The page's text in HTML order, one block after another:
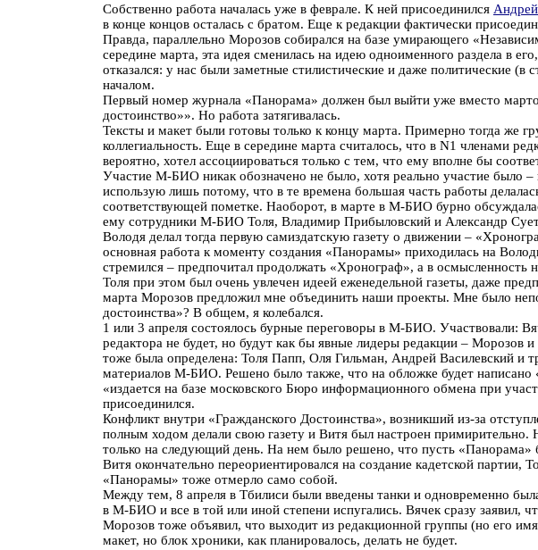
Собственно работа началась уже в феврале. К ней присоединился
в конце концов осталась с братом. Еще к редакции фактически
Правда, параллельно Морозов собирался на базе умирающего
середине марта, эта идея сменилась на идею одноименного раздела в
отказался: у нас были заметные стилистические и даже политические
началом.
Первый номер журнала «Панорама» должен был выйти уже вместо
достоинство»». Но работа затягивалась.
Тексты и макет были готовы только к концу марта. Примерно тогда же
коллегиальность. Еще в середине марта считалось, что в N1 членами
вероятно, хотел ассоциироваться только с тем, что ему вполне бы
Участие М-БИО никак обозначено не было, хотя реально участие было
использую лишь потому, что в те времена большая часть работы
соответствующей пометке. Наоборот, в марте в М-БИО бурно
ему сотрудники М-БИО Толя, Владимир Прибыловский и Александр
Володя делал тогда первую самиздатскую газету о движении –
основная работа к моменту создания «Панорамы» приходилась на
стремился – предпочитал продолжать «Хронограф», а в осмысленность
Толя при этом был очень увлечен идеей еженедельной газеты, даже
марта Морозов предложил мне объединить наши проекты. Мне было
достоинства»? В общем, я колебался.
1 или 3 апреля состоялось бурные переговоры в М-БИО. Участвовали:
редактора не будет, но будут как бы явные лидеры редакции – Морозов
тоже была определена: Толя Папп, Оля Гильман, Андрей Василевский и
материалов М-БИО. Решено было также, что на обложке будет написано
«издается на базе московского Бюро информационного обмена при
присоединился.
Конфликт внутри «Гражданского Достоинства», возникший из-за
полным ходом делали свою газету и Витя был настроен
только на следующий день. На нем было решено, что пусть «Панорама»
Витя окончательно переориентировался на создание кадетской
«Панорамы» тоже отмерло само собой.
Между тем, 8 апреля в Тбилиси были введены танки и одновременно
в М-БИО и все в той или иной степени испугались. Вячек сразу
Морозов тоже объявил, что выходит из редакционной группы (но его
макет, но блок хроники, как планировалось, делать не будет.